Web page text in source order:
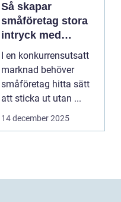
Så skapar
småföretag stora
intryck med
kreativ
marknadsföring
I en konkurrensutsatt
marknad behöver
småföretag hitta sätt
att sticka ut utan ...
14 december 2025